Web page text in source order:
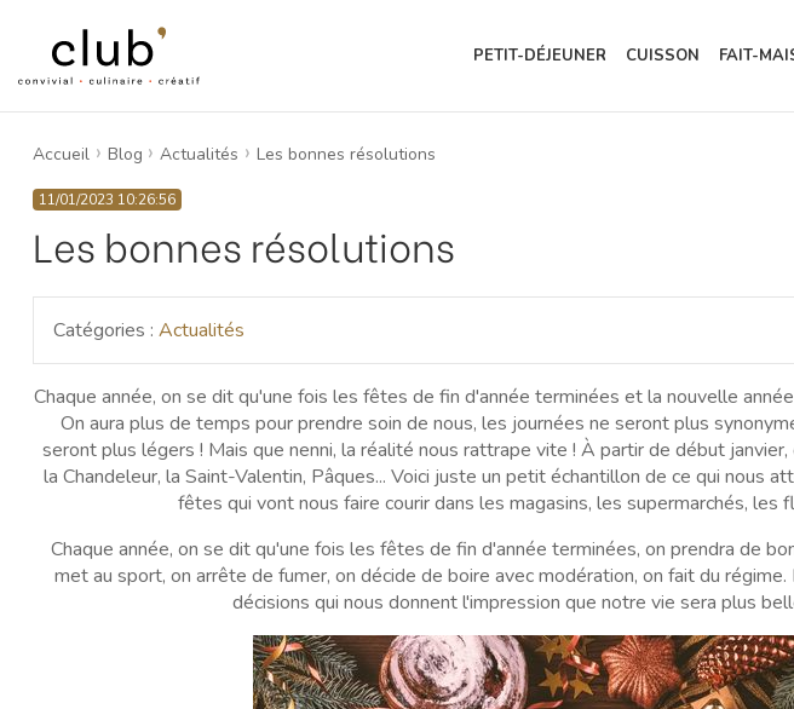
PETIT-DÉJEUNER CUISSON FAIT-
Accueil Blog Actualités Les bonnes résolutions
11/01/2023 10:26:56
Les bonnes résolutions
Catégories : Actualités
Chaque année, on se dit qu'une fois les fêtes de fin d'année terminées et la nouvelle
On aura plus de temps pour prendre soin de nous, les journées ne seront plus
seront plus légers ! Mais que nenni, la réalité nous rattrape vite ! À partir de début
la Chandeleur, la Saint-Valentin, Pâques... Voici juste un petit échantillon de ce qui nous
fêtes qui vont nous faire courir dans les magasins, les supermarchés, les
Chaque année, on se dit qu'une fois les fêtes de fin d'année terminées, on prendra de
met au sport, on arrête de fumer, on décide de boire avec modération, on fait du
décisions qui nous donnent l'impression que notre vie sera plus